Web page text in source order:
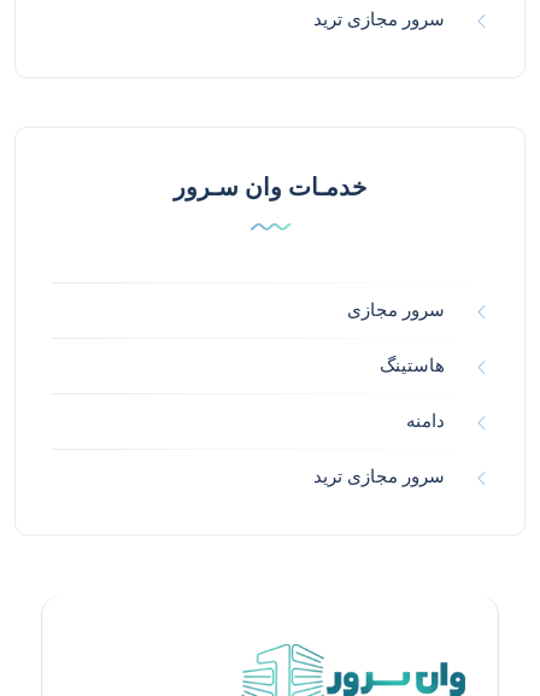
سرور مجازی ترید
خدمـات وان سـرور
سرور مجازی
هاستینگ
دامنه
سرور مجازی ترید